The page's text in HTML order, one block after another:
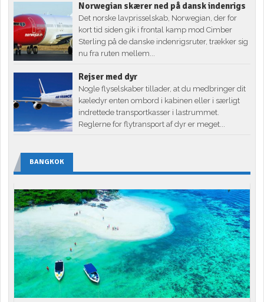
Norwegian skærer ned på dansk indenrigs
Det norske lavprisselskab, Norwegian, der for
kort tid siden gik i frontal kamp mod Cimber
Sterling på de danske indenrigsruter, trækker sig
nu fra ruten mellem...
Rejser med dyr
Nogle flyselskaber tillader, at du medbringer dit
kæledyr enten ombord i kabinen eller i særligt
indrettede transportkasser i lastrummet.
Reglerne for flytransport af dyr er meget...
BANGKOK